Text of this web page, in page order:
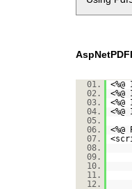
01.
02.
03.
04.
05.
06.
07.
08.
09.
10.
11.
12.